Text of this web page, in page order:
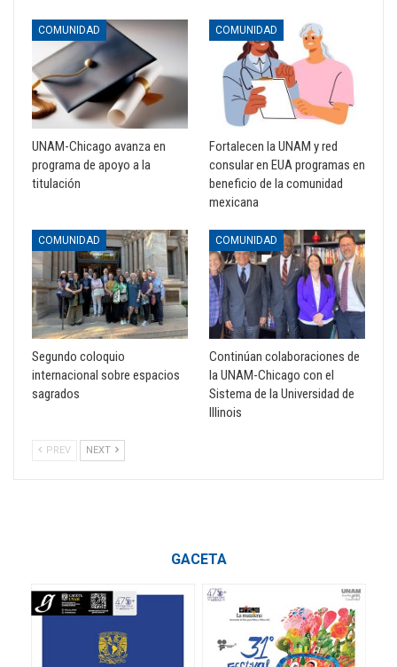
COMUNIDAD
UNAM-Chicago avanza en
programa de apoyo a la
titulación
COMUNIDAD
Fortalecen la UNAM y red
consular en EUA programas en
beneficio de la comunidad
mexicana
COMUNIDAD
Segundo coloquio
internacional sobre espacios
sagrados
COMUNIDAD
Continúan colaboraciones de
la UNAM-Chicago con el
Sistema de la Universidad de
Illinois
PREV NEXT
GACETA